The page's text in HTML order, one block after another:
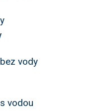
vody
vodou